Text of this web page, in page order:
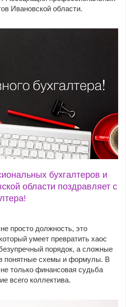
Ивановской области.
бухгалтеров и
области поздравляет с
просто должность, это
умеет превратить хаос
порядок, а сложные
понятные схемы и формулы. В
только финансовая судьба
всего коллектива.